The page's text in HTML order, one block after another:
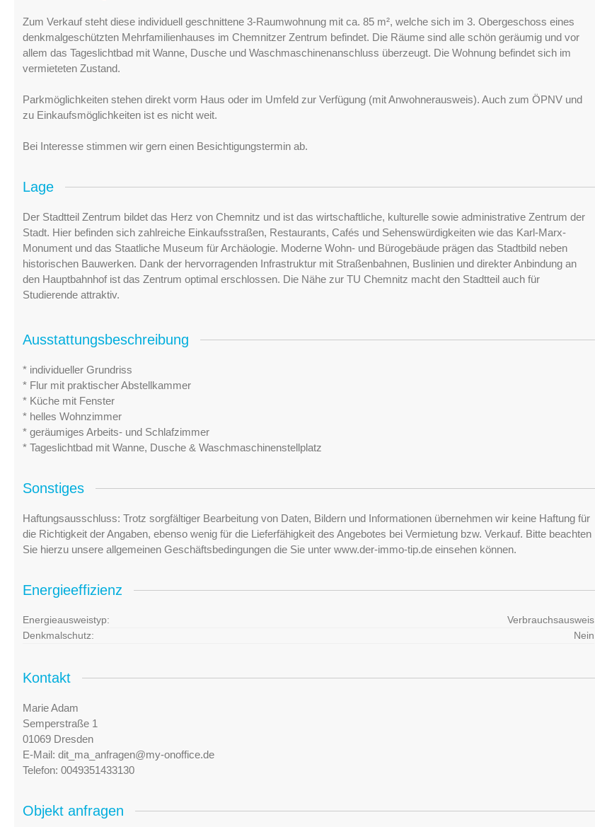
Zum Verkauf steht diese individuell geschnittene 3-Raumwohnung mit ca. 85 m², welche sich im 3. Obergeschoss eines
denkmalgeschützten Mehrfamilienhauses im Chemnitzer Zentrum befindet. Die Räume sind alle schön geräumig und vor
allem das Tageslichtbad mit Wanne, Dusche und Waschmaschinenanschluss überzeugt. Die Wohnung befindet sich im
vermieteten Zustand.
Parkmöglichkeiten stehen direkt vorm Haus oder im Umfeld zur Verfügung (mit Anwohnerausweis). Auch zum ÖPNV und
zu Einkaufsmöglichkeiten ist es nicht weit.
Bei Interesse stimmen wir gern einen Besichtigungstermin ab.
Lage
Der Stadtteil Zentrum bildet das Herz von Chemnitz und ist das wirtschaftliche, kulturelle sowie administrative Zentrum der
Stadt. Hier befinden sich zahlreiche Einkaufsstraßen, Restaurants, Cafés und Sehenswürdigkeiten wie das Karl-Marx-
Monument und das Staatliche Museum für Archäologie. Moderne Wohn- und Bürogebäude prägen das Stadtbild neben
historischen Bauwerken. Dank der hervorragenden Infrastruktur mit Straßenbahnen, Buslinien und direkter Anbindung an
den Hauptbahnhof ist das Zentrum optimal erschlossen. Die Nähe zur TU Chemnitz macht den Stadtteil auch für
Studierende attraktiv.
Ausstattungsbeschreibung
* individueller Grundriss
* Flur mit praktischer Abstellkammer
* Küche mit Fenster
* helles Wohnzimmer
* geräumiges Arbeits- und Schlafzimmer
* Tageslichtbad mit Wanne, Dusche & Waschmaschinenstellplatz
Sonstiges
Haftungsausschluss: Trotz sorgfältiger Bearbeitung von Daten, Bildern und Informationen übernehmen wir keine Haftung für
die Richtigkeit der Angaben, ebenso wenig für die Lieferfähigkeit des Angebotes bei Vermietung bzw. Verkauf. Bitte beachten
Sie hierzu unsere allgemeinen Geschäftsbedingungen die Sie unter www.der-immo-tip.de einsehen können.
Energieeffizienz
Energieausweistyp:
Verbrauchsausweis
Denkmalschutz:
Nein
Kontakt
Marie Adam
Semperstraße 1
01069 Dresden
E-Mail: dit_ma_anfragen@my-onoffice.de
Telefon: 0049351433130
Objekt anfragen